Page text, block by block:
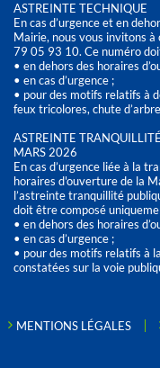
ASTREINTE TECHNIQUE
En cas d’urgence et en
Mairie, nous vous invitons
79 05 93 10. Ce numéro
• en dehors des horaires
• en cas d’urgence ;
• pour des motifs relatifs à
feux tricolores, chute
ASTREINTE
MARS 2026
En cas d’urgence liée à la
horaires d'ouverture de la
l’astreinte tranquillité
doit être composé
• en dehors des horaires
• en cas d’urgence ;
• pour des motifs relatifs à
constatées sur la voie
MENTIONS LÉGALES